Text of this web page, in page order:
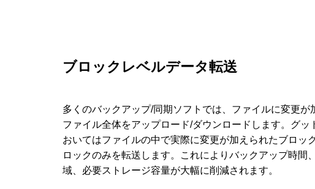
ブロックレベルデータ転送
多くのバックアップ/同期ソフトでは、ファイルに変更が
ファイル全体をアップロード/ダウンロードします。グッ
おいてはファイルの中で実際に変更が加えられたブロッ
ロックのみを転送します。これによりバックアップ時間
域、必要ストレージ容量が大幅に削減されます。